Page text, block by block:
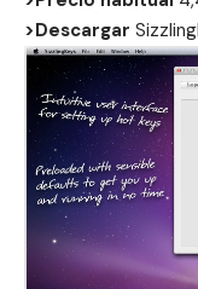
>Descargar